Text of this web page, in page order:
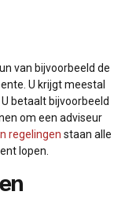
van bijvoorbeeld de
U krijgt meestal
betaalt bijvoorbeeld
om een adviseur
regelingen staan alle
lopen.